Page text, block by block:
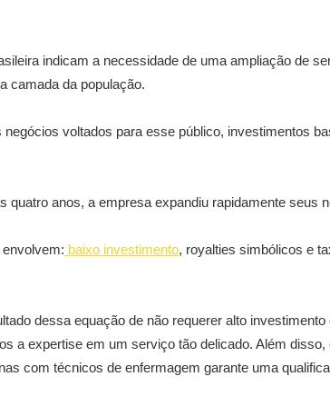
indicam a necessidade de uma ampliação de
camada da população.
voltados para esse público, investimentos
quatro anos, a empresa expandiu rapidamente seus
baixo investimento, royalties simbólicos e
dessa equação de não requerer alto investimento
a expertise em um serviço tão delicado. Além disso,
com técnicos de enfermagem garante uma